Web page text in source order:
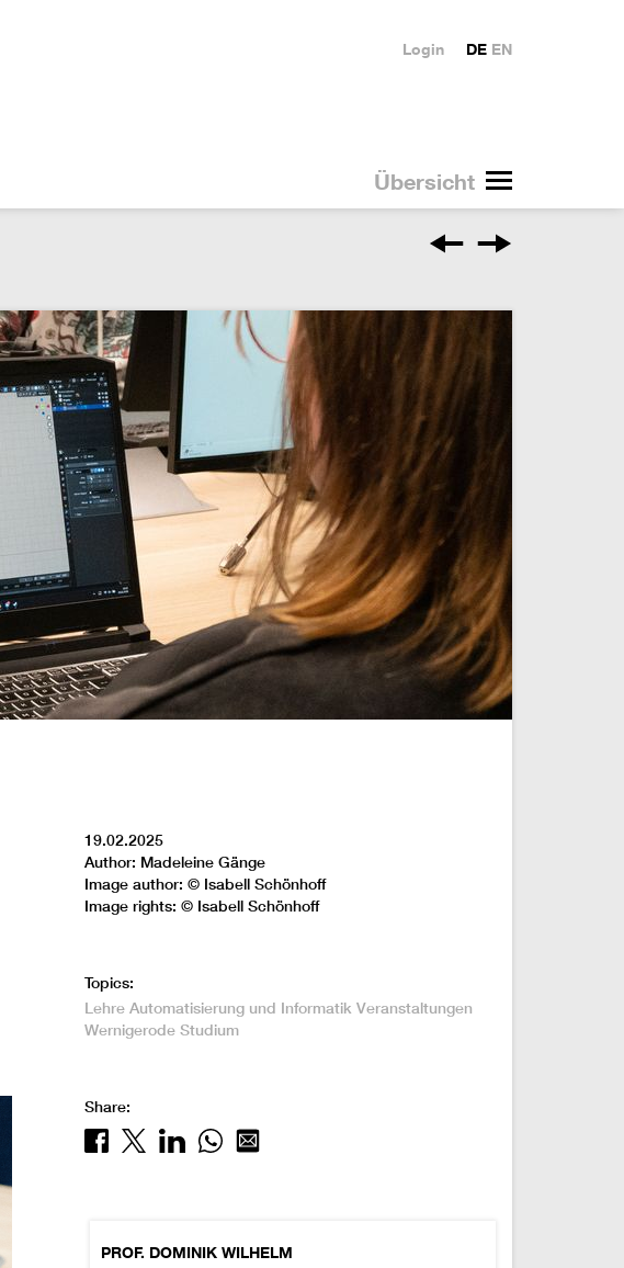
Übersicht
DE EN
Login
19.02.2025
Author: Madeleine Gänge
Image author: © Isabell Schönhoff
Image rights: © Isabell Schönhoff
Topics:
Lehre Automatisierung und Informatik Veranstaltungen
Wernigerode Studium
Share:
PROF. DOMINIK WILHELM